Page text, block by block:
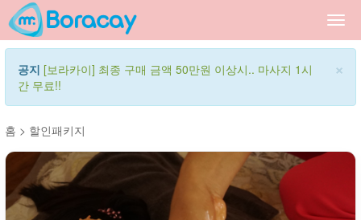
×
공지 [보라카이] 최종 구매 금액 50만원 이상시.. 마사지 1시
간 무료!!
홈 > 할인패키지